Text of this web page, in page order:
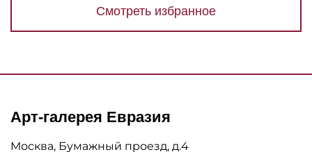
Смотреть избранное
Арт-галерея Евразия
Москва, Бумажный проезд, д.4